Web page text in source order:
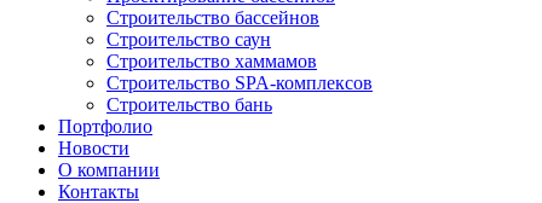
Строительство бассейнов
Строительство саун
Строительство хаммамов
Строительство SPA-комплексов
Строительство бань
Портфолио
Новости
O компании
Контакты